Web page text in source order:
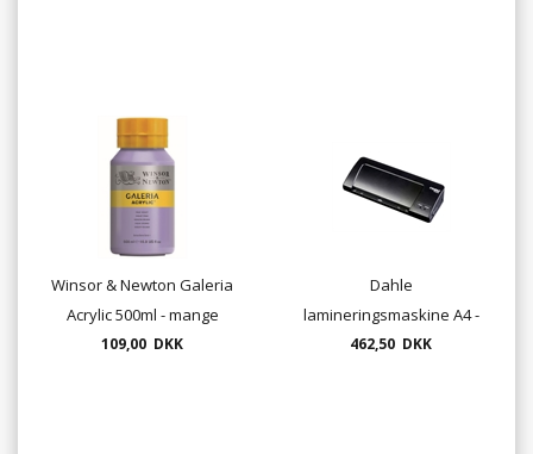
Winsor & Newton Galeria
Acrylic 500ml - mange
farver
109,00 DKK
Dahle
lamineringsmaskine A4 -
70104
462,50 DKK